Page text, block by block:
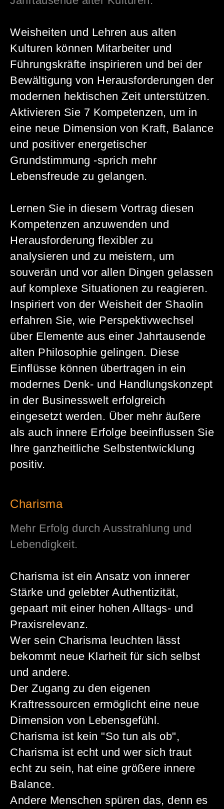
Weisheiten und Lehren aus alten
Kulturen können Mitarbeiter und
Führungskräfte inspirieren und bei der
Bewältigung von Herausforderungen der
modernen hektischen Zeit unterstützen.
Aktivieren Sie 7 Kompetenzen, um in
eine neue Dimension von Kraft, Balance
und positiver energetischer
Grundstimmung -sprich mehr
Lebensfreude zu gelangen.
Lernen Sie in diesem Vortrag diesen
Kompetenzen anzuwenden und
Herausforderung flexibler zu
analysieren und zu meistern, um
souverän und vor allen Dingen gelassen
auf komplexe Situationen zu reagieren.
Inspiriert von der Weisheit der Shaolin
erfahren Sie, wie Perspektivwechsel
über Elemente aus einer Jahrtausende
alten Philosophie gelingen. Diese
Einflüsse können übertragen in ein
modernes Denk- und Handlungskonzept
in der Businesswelt erfolgreich
eingesetzt werden. Über mehr äußere
als auch innere Erfolge beeinflussen Sie
Ihre ganzheitliche Selbstentwicklung
positiv.
Charisma
Mehr Erfolg durch Ausstrahlung und
Lebendigkeit.
Charisma ist ein Ansatz von innerer
Stärke und gelebter Authentizität,
gepaart mit einer hohen Alltags- und
Praxisrelevanz.
Wer sein Charisma leuchten lässt
bekommt neue Klarheit für sich selbst
und andere.
Der Zugang zu den eigenen
Kraftressourcen ermöglicht eine neue
Dimension von Lebensgefühl.
Charisma ist kein "So tun als ob",
Charisma ist echt und wer sich traut
echt zu sein, hat eine größere innere
Balance.
Andere Menschen spüren das, denn es